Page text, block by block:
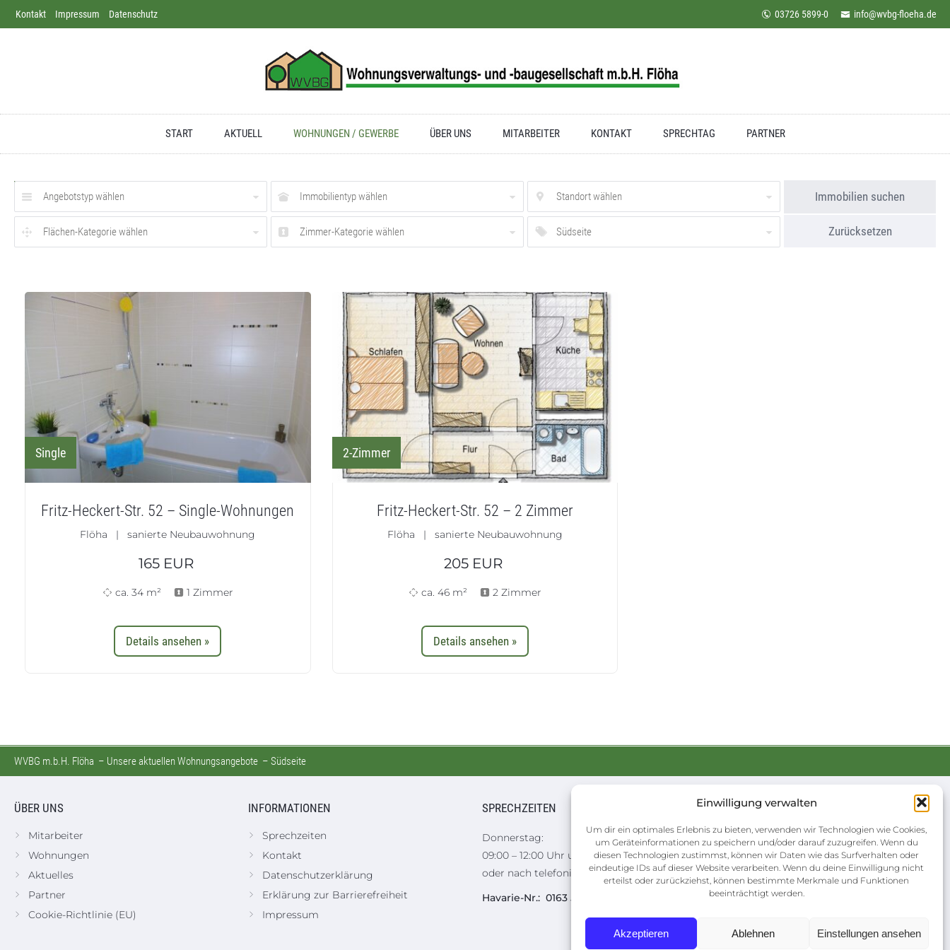
Einwilligung verwalten
Um dir ein optimales Erlebnis zu bieten, verwenden wir Technologien wie Cookies,
um Geräteinformationen zu speichern und/oder darauf zuzugreifen. Wenn du
diesen Technologien zustimmst, können wir Daten wie das Surfverhalten oder
eindeutige IDs auf dieser Website verarbeiten. Wenn du deine Einwilligung nicht
erteilst oder zurückziehst, können bestimmte Merkmale und Funktionen
beeinträchtigt werden.
Akzeptieren Ablehnen Einstellungen ansehen
Direkt zum Inhalt springen
Kontakt Impressum Datenschutz 03726 5899-0 info@wvbg-floeha.de
START AKTUELL WOHNUNGEN / GEWERBE ÜBER UNS MITARBEITER KONTAKT SPRECHTAG PARTNER
Angebotstyp wählen Immobilientyp wählen Standort wählen
Flächen-Kategorie wählen Zimmer-Kategorie wählen Südseite
Immobilien suchen
Zurücksetzen
Single
Fritz-Heckert-Str. 52 – Single-Wohnungen
Flöha | sanierte Neubauwohnung
165EUR
ca. 34 m² 1 Zimmer
Details ansehen »
2-Zimmer
Fritz-Heckert-Str. 52 – 2 Zimmer
Flöha | sanierte Neubauwohnung
205EUR
ca. 46 m² 2 Zimmer
Details ansehen »
WVBG m.b.H. Flöha – Unsere aktuellen Wohnungsangebote – Südseite
ÜBER UNS
Mitarbeiter
Wohnungen
Aktuelles
Partner
Cookie-Richtlinie (EU)
INFORMATIONEN
Sprechzeiten
Kontakt
Datenschutzerklärung
Erklärung zur Barrierefreiheit
Impressum
SPRECHZEITEN
Donnerstag:
09:00 – 12:00 Uhr und 14:00 – 18:00 Uhr
oder nach telefonischer Vereinbarung
Havarie-Nr.: 0163 5188387
KONTAKTDATEN
Hauptgeschäftsstelle
Augustusburger Straße 50
09557 Flöha
03726 5899-0